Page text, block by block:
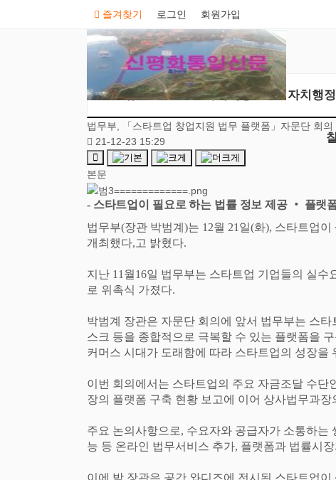
즐겨찾기 로그인 회원가입
뉴스 가치의창조 자치행
법무부, 「스타트업 창업지원 법무 플랫폼」자문단 회의
21-12-23 15:29
본문
- 스타트업이 필요로 하는 법률 정보 제공 ‧ 플랫
법무부(장관 박범계 )는 12월 21 일(화), 스타트업이
개최했다,고 밝혔다.
지난 11 월16일 법무부는 스타트업 기업들의 실수
로 위촉식 가졌다.
박범계 장관은 자문단 회의에 앞서 법무부는 스
스크 등을 종합적으로 극복할 수 있는 플랫폼을
커머스 시대가 도래함에 따라 스타트업의 성장
이번 회의에서는 스타트업의 주요 자금조달 수단
장의 플랫폼 구축 현황 보고에 이어 상사법무과
주요 논의사항으로, 수요자와 공급자가 소통하는
능 등 온라인 법무서비스 추가, 플랫폼과 법률시
이에 박 장관은 공간 와디즈에 전시된 스타트업